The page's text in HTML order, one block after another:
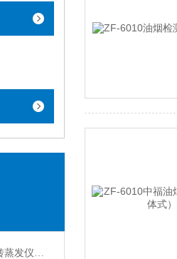
从各个方面来探讨多歧管旋转蒸发仪的技术特点